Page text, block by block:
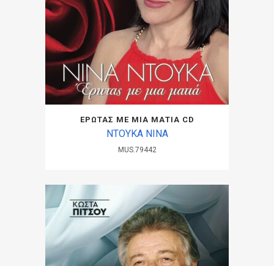
ΕΡΩΤΑΣ ΜΕ ΜΙΑ ΜΑΤΙΑ CD
ΝΤΟΥΚΑ ΝΙΝΑ
MUS.79442